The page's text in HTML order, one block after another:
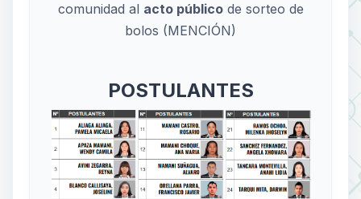
comunidad al acto públicode sorteo de
bolos (MENCIÓN)
POSTULANTES